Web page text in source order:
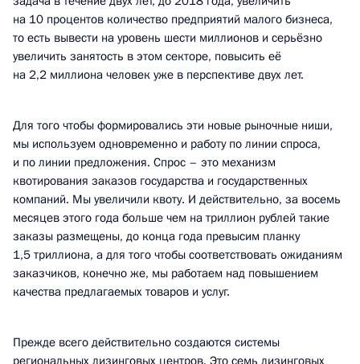
на 10 процентов количество предприятий малого бизнеса,
то есть вывести на уровень шести миллионов и серьёзно
увеличить занятость в этом секторе, повысить её
на 2,2 миллиона человек уже в перспективе двух лет.
Для того чтобы формировались эти новые рыночные ниши,
мы используем одновременно и работу по линии спроса,
и по линии предложения. Спрос – это механизм
квотирования заказов государства и государственных
компаний. Мы увеличили квоту. И действительно, за восемь
месяцев этого года больше чем на триллион рублей такие
заказы размещены, до конца года превысим планку
1,5 триллиона, а для того чтобы соответствовать ожиданиям
заказчиков, конечно же, мы работаем над повышением
качества предлагаемых товаров и услуг.
Прежде всего действительно создаются системы
региональных лизинговых центров. Это семь лизинговых